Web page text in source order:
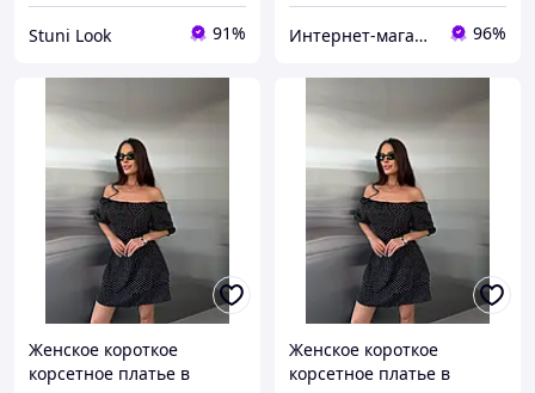
Stuni Look 91% Интернет-магазин одежды и игрушек Modina 96%
Женское короткое
корсетное платье в
Женское короткое
корсетное платье в